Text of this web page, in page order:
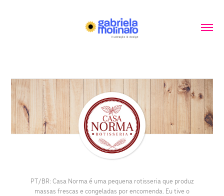
PT/BR: Casa Norma é uma pequena rotisseria que produz
massas frescas e congeladas por encomenda. Eu tive o